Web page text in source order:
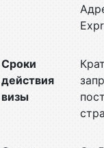
Сроки
действия
визы